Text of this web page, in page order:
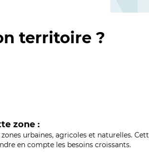
territoire ?
zone :
urbaines, agricoles et naturelles.
en compte les besoins croissants.